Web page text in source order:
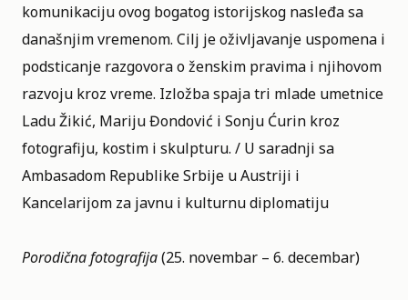
komunikaciju ovog bogatog istorijskog nasleđa sa
današnjim vremenom. Cilj je oživljavanje uspomena i
podsticanje razgovora o ženskim pravima i njihovom
razvoju kroz vreme. Izložba spaja tri mlade umetnice
Ladu Žikić, Mariju Đondović i Sonju Ćurin kroz
fotografiju, kostim i skulpturu. / U saradnji sa
Ambasadom Republike Srbije u Austriji i
Kancelarijom za javnu i kulturnu diplomatiju
Porodična fotografija(25. novembar – 6. decembar)